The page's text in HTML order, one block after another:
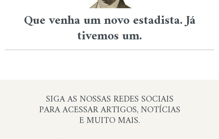
Que venha um novo estadista. Já
tivemos um.
SIGA AS NOSSAS REDES SOCIAIS
PARA ACESSAR ARTIGOS, NOTÍCIAS
E MUITO MAIS.